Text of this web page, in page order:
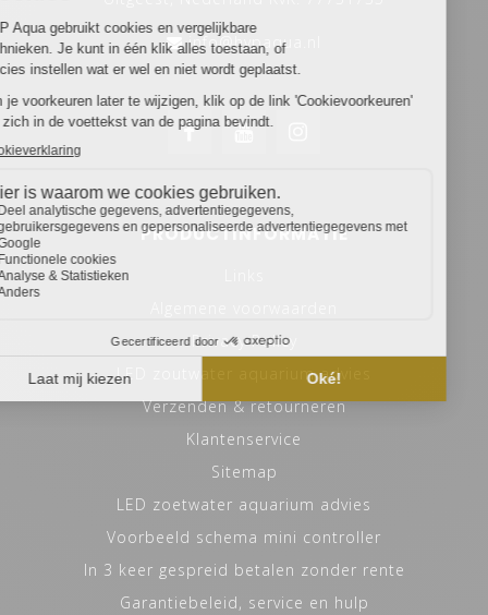
info@hvpaqua.nl
PRODUCTINFORMATIE
Privacy Policy
LED zoutwater aquarium advies
Verzenden & retourneren
Klantenservice
Sitemap
LED zoetwater aquarium advies
Voorbeeld schema mini controller
In 3 keer gespreid betalen zonder rente
Garantiebeleid, service en hulp